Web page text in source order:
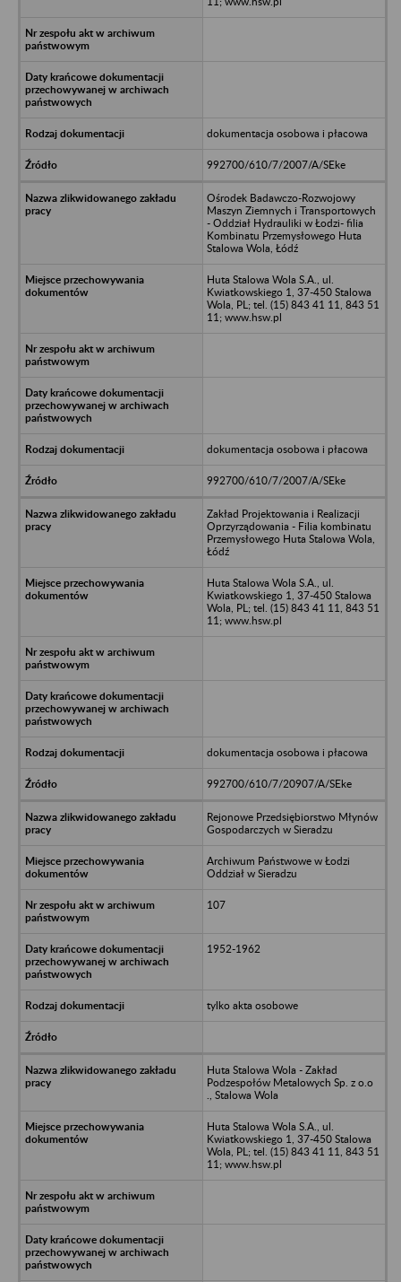
dokumentacja osobowa i płacowa
992700/610/7/2007/A/SEke
Ośrodek Badawczo-Rozwojowy
Maszyn Ziemnych i Transportowych
- Oddział Hydrauliki w Łodzi- filia
Kombinatu Przemysłowego Huta
Stalowa Wola, Łódź
Huta Stalowa Wola S.A., ul.
Kwiatkowskiego 1, 37-450 Stalowa
Wola, PL; tel. (15) 843 41 11, 843 51
11; www.hsw.pl
dokumentacja osobowa i płacowa
992700/610/7/2007/A/SEke
Zakład Projektowania i Realizacji
Oprzyrządowania - Filia kombinatu
Przemysłowego Huta Stalowa Wola,
Łódź
Huta Stalowa Wola S.A., ul.
Kwiatkowskiego 1, 37-450 Stalowa
Wola, PL; tel. (15) 843 41 11, 843 51
11; www.hsw.pl
dokumentacja osobowa i płacowa
992700/610/7/20907/A/SEke
Rejonowe Przedsiębiorstwo Młynów
Gospodarczych w Sieradzu
Archiwum Państwowe w Łodzi
Oddział w Sieradzu
107
1952-1962
tylko akta osobowe
Huta Stalowa Wola - Zakład
Podzespołów Metalowych Sp. z o.o
., Stalowa Wola
Huta Stalowa Wola S.A., ul.
Kwiatkowskiego 1, 37-450 Stalowa
Wola, PL; tel. (15) 843 41 11, 843 51
11; www.hsw.pl